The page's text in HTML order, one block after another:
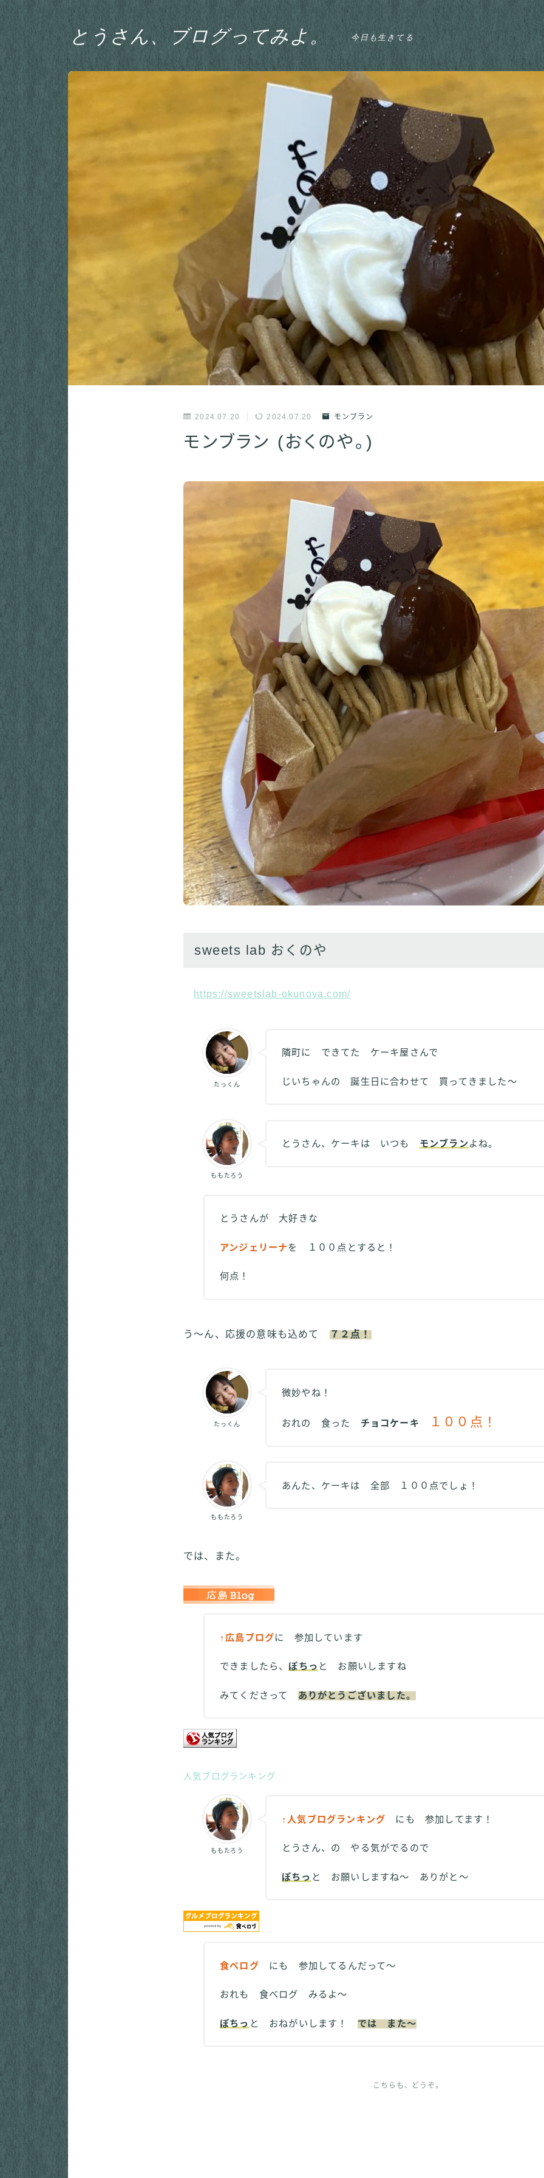
とうさん、ブログってみよ。 今日も生きてる
2024.07.20 2024.07.20 モンブラン
モンブラン (おくのや。)
sweets lab おくのや
https://sweetslab-okunoya.com/
たっくん
隣町に できてた ケーキ屋さんで
じいちゃんの 誕生日に合わせて 買ってきました～
ももたろう
とうさん、ケーキは いつも モンブラン よね。
とうさんが 大好きな
アンジェリーナを １００点とすると！
何点！
う～ん、応援の意味も込めて ７２点！
たっくん
微妙やね！
おれの 食った チョコケーキ １００点！
ももたろう
あんた、ケーキは 全部 １００点でしょ！
では、また。
↑広島ブログに 参加しています
できましたら、 ぽちっ と お願いしますね
みてくださって ありがとうございました。
人気ブログランキング
ももたろう
↑人気ブログランキング にも 参加してます！
とうさん、の やる気がでるので
ぽちっ と お願いしますね～ ありがと～
食べログ にも 参加してるんだって～
おれも 食べログ みるよ～
ぽちっ と おねがいします！ では また～
こちらも、どうぞ。